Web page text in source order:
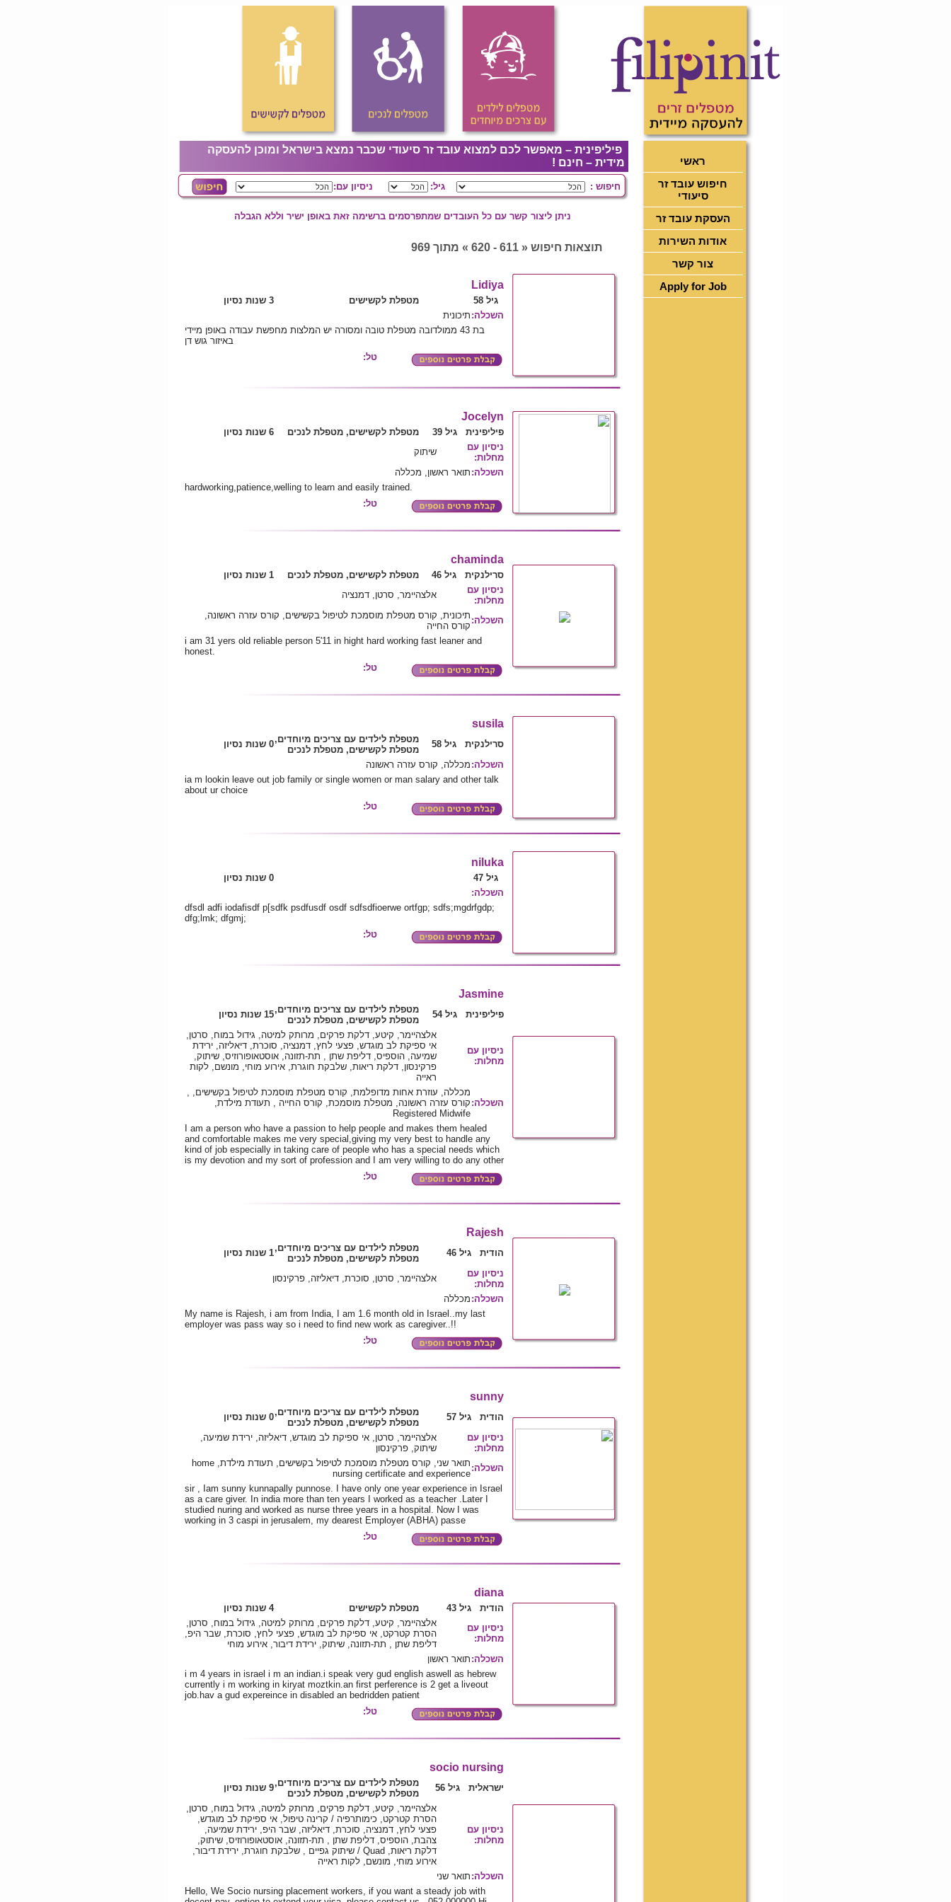
ראשי
חיפוש עובד זר
סיעודי
העסקת עובד זר
אודות השירות
צור קשר
Apply for Job
פיליפינית – מאפשר לכם למצוא עובד זר סיעודי שכבר נמצא בישראל ומוכן להעסקה
מידית – חינם !
חיפוש : גיל: ניסיון עם:
ניתן ליצור קשר עם כל העובדים שמתפרסמים ברשימה זאת באופן ישיר וללא הגבלה
תוצאות חיפוש « 611 - 620 » מתוך 969
Lidiya
גיל 58 מטפלת לקשישים
3 שנות נסיון
השכלה: תיכונית
בת 43 ממולדובה מטפלת טובה ומסורה יש המלצות מחפשת עבודה באופן מיידי
באיזור גוש דן
טל:
Jocelyn
פיליפינית גיל 39 מטפלת לקשישים, מטפלת לנכים
6 שנות נסיון
ניסיון עם
מחלות:
שיתוק
השכלה: תואר ראשון, מכללה
hardworking,patience,welling to learn and easily trained.
טל:
chaminda
סרילנקית גיל 46 מטפלת לקשישים, מטפלת לנכים
1 שנות נסיון
ניסיון עם
מחלות:
אלצהיימר, סרטן, דמנציה
השכלה: תיכונית, קורס מטפלת מוסמכת לטיפול בקשישים, קורס עזרה ראשונה,
קורס החייה
i am 31 yers old reliable person 5'11 in hight hard working fast leaner and
honest.
טל:
susila
סרילנקית גיל 58
מטפלת לילדים עם צריכים מיוחדים,
מטפלת לקשישים, מטפלת לנכים
0 שנות נסיון
השכלה: מכללה, קורס עזרה ראשונה
ia m lookin leave out job family or single women or man salary and other talk
about ur choice
טל:
niluka
גיל 47
0 שנות נסיון
השכלה:
dfsdl adfi iodafisdf p[sdfk psdfusdf osdf sdfsdfioerwe ortfgp; sdfs;mgdrfgdp;
dfg;lmk; dfgmj;
טל:
Jasmine
פיליפינית גיל 54
מטפלת לילדים עם צריכים מיוחדים,
מטפלת לקשישים, מטפלת לנכים
15 שנות נסיון
ניסיון עם
מחלות:
אלצהיימר, קיטע, דלקת פרקים, מרותק למיטה, גידול במוח, סרטן,
אי ספיקת לב מוגדש, פצעי לחץ, דמנציה, סוכרת, דיאליזה, ירידת
שמיעה, הוספיס, דליפת שתן , תת-תזונה, אוסטאופורוזיס, שיתוק,
פרקינסון, דלקת ריאות, שלבקת חוגרת, אירוע מוחי, מונשם, לקות
ראייה
השכלה:
מכללה, עוזרת אחות מדופלמת, קורס מטפלת מוסמכת לטיפול בקשישים, ,
קורס עזרה ראשונה, מטפלת מוסמכת, קורס החייה , תעודת מילדת,
Registered Midwife
I am a person who have a passion to help people and makes them healed
and comfortable makes me very special,giving my very best to handle any
kind of job especially in taking care of people who has a special needs which
is my devotion and my sort of profession and I am very willing to do any other
טל:
Rajesh
הודית גיל 46
מטפלת לילדים עם צריכים מיוחדים,
מטפלת לקשישים, מטפלת לנכים
1 שנות נסיון
ניסיון עם
מחלות:
אלצהיימר, סרטן, סוכרת, דיאליזה, פרקינסון
השכלה: מכללה
My name is Rajesh, i am from India, I am 1.6 month old in Israel..my last
employer was pass way so i need to find new work as caregiver..!!
טל:
sunny
הודית גיל 57
מטפלת לילדים עם צריכים מיוחדים,
מטפלת לקשישים, מטפלת לנכים
0 שנות נסיון
ניסיון עם
מחלות:
אלצהיימר, סרטן, אי ספיקת לב מוגדש, דיאליזה, ירידת שמיעה,
שיתוק, פרקינסון
השכלה:
תואר שני, קורס מטפלת מוסמכת לטיפול בקשישים, תעודת מילדת, home
nursing certificate and experience
sir , Iam sunny kunnapally punnose. I have only one year experience in Israel
as a care giver. In india more than ten years I worked as a teacher .Later I
studied nuring and worked as nurse three years in a hospital. Now I was
working in 3 caspi in jerusalem, my dearest Employer (ABHA) passe
טל:
diana
הודית גיל 43 מטפלת לקשישים
4 שנות נסיון
ניסיון עם
מחלות:
אלצהיימר, קיטע, דלקת פרקים, מרותק למיטה, גידול במוח, סרטן,
הסרת קטרקט, אי ספיקת לב מוגדש, פצעי לחץ, סוכרת, שבר היפ,
דליפת שתן , תת-תזונה, שיתוק, ירידת דיבור, אירוע מוחי
השכלה: תואר ראשון
i m 4 years in israel i m an indian.i speak very gud english aswell as hebrew
currently i m working in kiryat moztkin.an first perference is 2 get a liveout
job.hav a gud expereince in disabled an bedridden patient
טל:
socio nursing
ישראלית גיל 56
מטפלת לילדים עם צריכים מיוחדים,
מטפלת לקשישים, מטפלת לנכים
9 שנות נסיון
ניסיון עם
מחלות:
אלצהיימר, קיטע, דלקת פרקים, מרותק למיטה, גידול במוח, סרטן,
הסרת קטרקט, כימותרפיה / קרינה טיפול, אי ספיקת לב מוגדש,
פצעי לחץ, דמנציה, סוכרת, דיאליזה, שבר היפ, ירידת שמיעה,
צהבת, הוספיס, דליפת שתן , תת-תזונה, אוסטאופורוזיס, שיתוק,
דלקת ריאות, Quad / שיתוק גפיים , שלבקת חוגרת, ירידת דיבור,
אירוע מוחי, מונשם, לקות ראייה
השכלה: תואר שני
Hello, We Socio nursing placement workers, if you want a steady job with